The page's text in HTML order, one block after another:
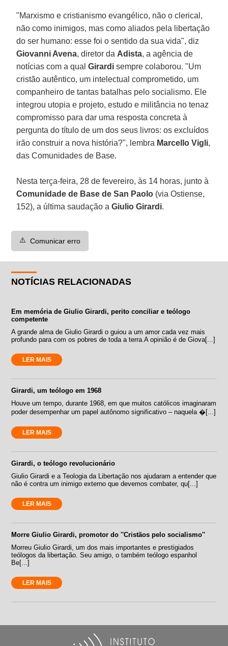
"Marxismo e cristianismo evangélico, não o clerical,
não como inimigos, mas como aliados pela libertação
do ser humano: esse foi o sentido da sua vida", diz
Giovanni Avena, diretor da Adista, a agência de
notícias com a qualGirardisempre colaborou. "Um
cristão autêntico, um intelectual comprometido, um
companheiro de tantas batalhas pelo socialismo. Ele
integrou utopia e projeto, estudo e militância no tenaz
compromisso para dar uma resposta concreta à
pergunta do título de um dos seus livros: os excluídos
irão construir a nova história?", lembra Marcello Vigli,
das Comunidades de Base.
Nesta terça-feira, 28 de fevereiro, às 14 horas, junto à
Comunidade de Base de San Paolo (via Ostiense,
152), a última saudação aGiulio Girardi.
⚠️ Comunicar erro
NOTÍCIAS RELACIONADAS
Em memória de Giulio Girardi, perito conciliar e teólogo
competente
A grande alma de Giulio Girardi o guiou a um amor cada vez mais
profundo para com os pobres de toda a terra.A opinião é de Giova[...]
LER MAIS
Girardi, um teólogo em 1968
Houve um tempo, durante 1968, em que muitos católicos imaginaram
poder desempenhar um papel autônomo significativo – naquela �[...]
LER MAIS
Girardi, o teólogo revolucionário
Giulio Girardi e a Teologia da Libertação nos ajudaram a entender que
não é contra um inimigo externo que devemos combater, qu[...]
LER MAIS
Morre Giulio Girardi, promotor do ''Cristãos pelo socialismo''
Morreu Giulio Girardi, um dos mais importantes e prestigiados
teólogos da libertação. Seu amigo, o também teólogo espanhol
Be[...]
LER MAIS